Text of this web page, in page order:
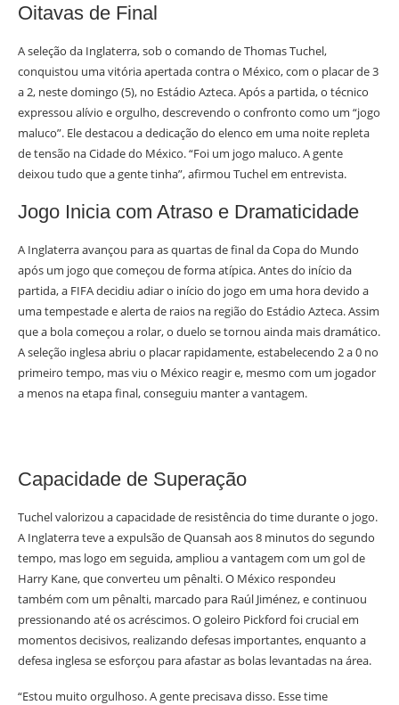
Oitavas de Final
A seleção da Inglaterra, sob o comando de Thomas Tuchel,
conquistou uma vitória apertada contra o México, com o placar de 3
a 2, neste domingo (5), no Estádio Azteca. Após a partida, o técnico
expressou alívio e orgulho, descrevendo o confronto como um “jogo
maluco”. Ele destacou a dedicação do elenco em uma noite repleta
de tensão na Cidade do México. “Foi um jogo maluco. A gente
deixou tudo que a gente tinha”, afirmou Tuchel em entrevista.
Jogo Inicia com Atraso e Dramaticidade
A Inglaterra avançou para as quartas de final da Copa do Mundo
após um jogo que começou de forma atípica. Antes do início da
partida, a FIFA decidiu adiar o início do jogo em uma hora devido a
uma tempestade e alerta de raios na região do Estádio Azteca. Assim
que a bola começou a rolar, o duelo se tornou ainda mais dramático.
A seleção inglesa abriu o placar rapidamente, estabelecendo 2 a 0 no
primeiro tempo, mas viu o México reagir e, mesmo com um jogador
a menos na etapa final, conseguiu manter a vantagem.
Capacidade de Superação
Tuchel valorizou a capacidade de resistência do time durante o jogo.
A Inglaterra teve a expulsão de Quansah aos 8 minutos do segundo
tempo, mas logo em seguida, ampliou a vantagem com um gol de
Harry Kane, que converteu um pênalti. O México respondeu
também com um pênalti, marcado para Raúl Jiménez, e continuou
pressionando até os acréscimos. O goleiro Pickford foi crucial em
momentos decisivos, realizando defesas importantes, enquanto a
defesa inglesa se esforçou para afastar as bolas levantadas na área.
“Estou muito orgulhoso. A gente precisava disso. Esse time